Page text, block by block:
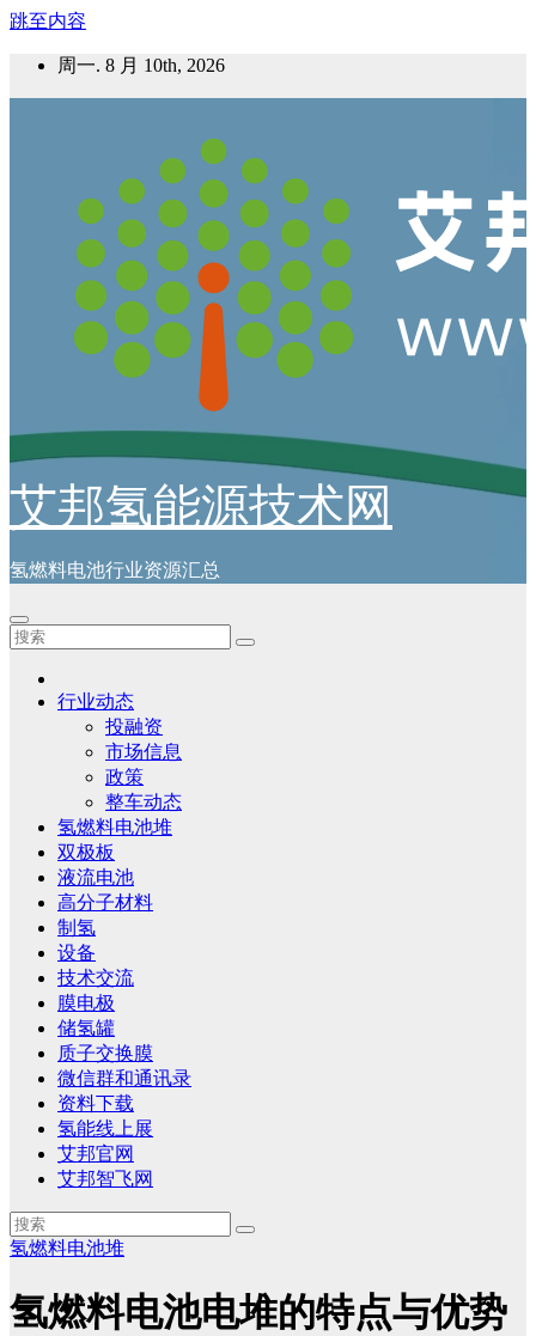
跳至内容
周一. 8 月 10th, 2026
艾邦氢能源技术网
氢燃料电池行业资源汇总
行业动态
投融资
市场信息
政策
整车动态
氢燃料电池堆
双极板
液流电池
高分子材料
制氢
设备
技术交流
膜电极
储氢罐
质子交换膜
微信群和通讯录
资料下载
氢能线上展
艾邦官网
艾邦智飞网
氢燃料电池堆
氢燃料电池电堆的特点与优势